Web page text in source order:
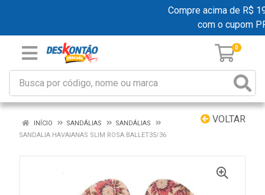
Compre acima de R$
com o cupom
0
VOLTAR
INÍCIO SANDÁLIAS
SANDÁLIAS
SANDALIA HAVAIANAS SLIM ROSA BALLET35/36